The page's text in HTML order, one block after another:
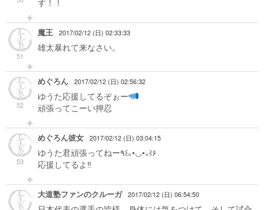
す！！
51
魔王 2017/02/12 (日) 02:33:33
雄太暴れて来なさい。
52
めぐろん 2017/02/12 (日) 02:56:32
ゆうた応援してるぞぉー
頑張ってこーい押忍
53
めぐろん彼女 2017/02/12 (日) 03:04:15
ゆうた君頑張ってねー٩꒰｡•◡•｡꒱۶
応援してるよ‼︎
大道塾ファンのクルーガ 2017/02/12 (日) 06:54:50